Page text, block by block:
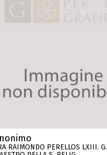
RAIMONDO PERELLOS LXIII. G.